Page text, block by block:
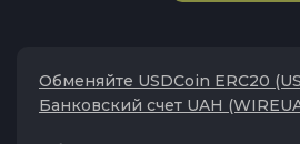
Обменяйте USDCoin ERC20
Банковский счет UAH